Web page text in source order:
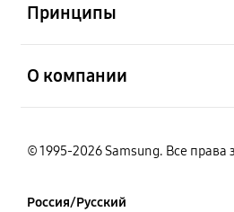
Принципы
О компании
© 1995-2026 Samsung. Все
Россия/Русский